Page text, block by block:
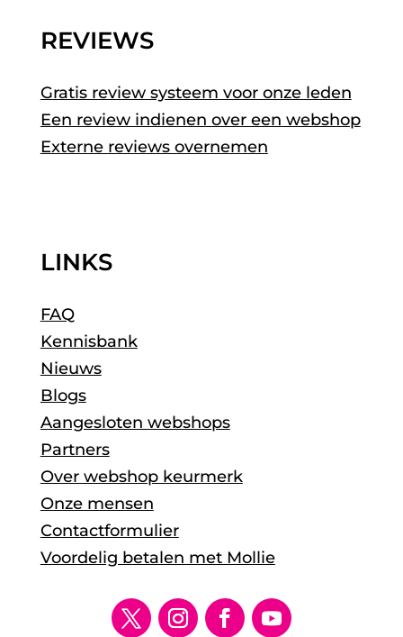
REVIEWS
Gratis review systeem voor onze leden
Een review indienen over een webshop
Externe reviews overnemen
LINKS
FAQ
Kennisbank
Nieuws
Blogs
Aangesloten webshops
Partners
Over webshop keurmerk
Onze mensen
Contactformulier
Voordelig betalen met Mollie